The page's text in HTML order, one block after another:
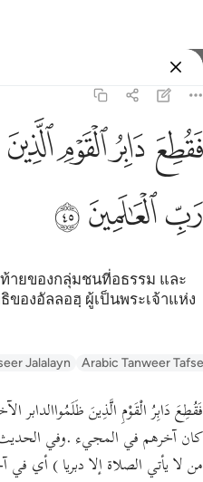
فقطع دابر القوم
ٱلْقَوْمِ ٱلَّذِينَ ظَلَمُوا۟ﱁ ﱂﱃﱄ
ﱉﱊﱋ
ายของกลุ่มชนที่อธรรม และ
องอัลลอฮฺ ผู้เป็นพระเจ้าแห่ง
Jalalayn Arabic Tanweer
فَقُطِعَ دَابِرُ الْقَوْمِ الَّذِينَ ظَلَمُواالدابر
كان آخرهم في المجيء .وفي
من لا يأتي الصلاة إلا دبريا ) أي